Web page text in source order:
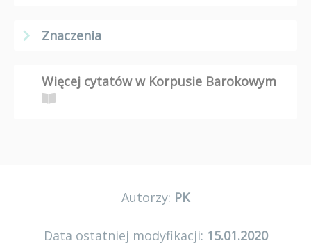
Znaczenia
Więcej cytatów w Korpusie Barokowym
Autorzy: PK
Data ostatniej modyfikacji: 15.01.2020